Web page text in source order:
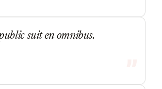
suit en omnibus.